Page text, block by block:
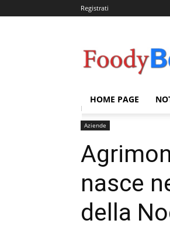
Registrati
HOME PAGE
Home
Aziende
nasce
della